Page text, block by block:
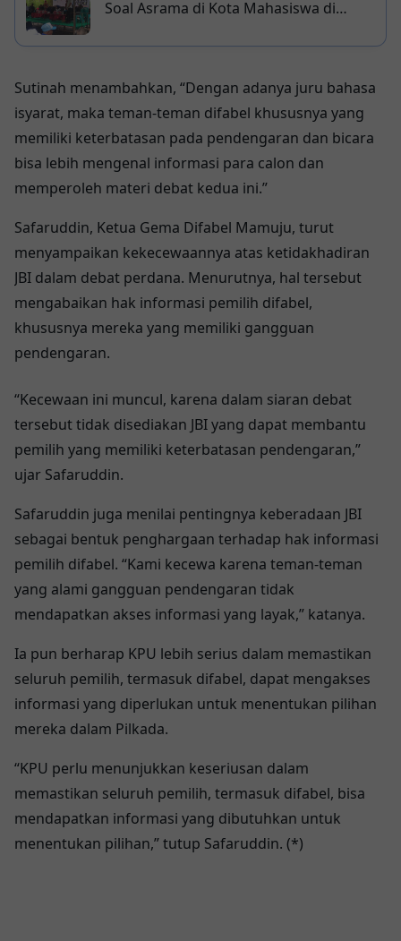
Soal Asrama di Kota Mahasiswa di
Sutinah menambahkan, “Dengan adanya juru bahasa
isyarat, maka teman-teman difabel khususnya yang
memiliki keterbatasan pada pendengaran dan bicara
bisa lebih mengenal informasi para calon dan
memperoleh materi debat kedua ini.”
Safaruddin, Ketua Gema Difabel Mamuju, turut
menyampaikan kekecewaannya atas ketidakhadiran
JBI dalam debat perdana. Menurutnya, hal tersebut
mengabaikan hak informasi pemilih difabel,
khususnya mereka yang memiliki gangguan
pendengaran.
“Kecewaan ini muncul, karena dalam siaran debat
tersebut tidak disediakan JBI yang dapat membantu
pemilih yang memiliki keterbatasan pendengaran,”
ujar Safaruddin.
Safaruddin juga menilai pentingnya keberadaan JBI
sebagai bentuk penghargaan terhadap hak informasi
pemilih difabel. “Kami kecewa karena teman-teman
yang alami gangguan pendengaran tidak
mendapatkan akses informasi yang layak,” katanya.
Ia pun berharap KPU lebih serius dalam memastikan
seluruh pemilih, termasuk difabel, dapat mengakses
informasi yang diperlukan untuk menentukan pilihan
mereka dalam Pilkada.
“KPU perlu menunjukkan keseriusan dalam
memastikan seluruh pemilih, termasuk difabel, bisa
mendapatkan informasi yang dibutuhkan untuk
menentukan pilihan,” tutup Safaruddin. (*)